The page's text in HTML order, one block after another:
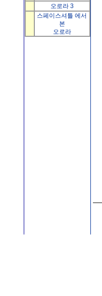
오로라 3
스페이스셔틀 에서
본
오로라